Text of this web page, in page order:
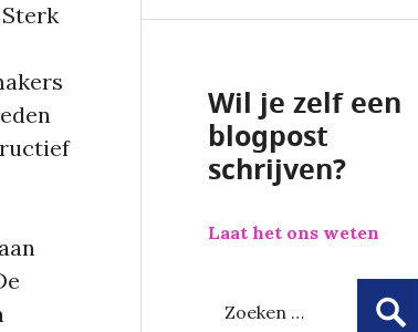
Wil je zelf een
blogpost
schrijven?
Laat het ons weten